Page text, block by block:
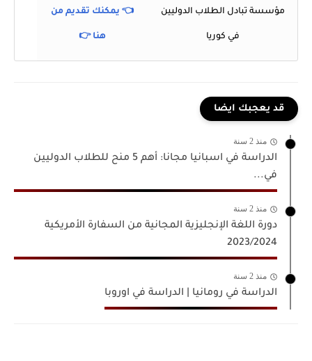
مؤسسة تبادل الطلاب الدوليين
في كوريا
👈 يمكنك تقديم من
هنا 👉
قد يعجبك ايضا
منذ 2 سنة
الدراسة في اسبانيا مجانا: أهم 5 منح للطلاب الدوليين
في...
منذ 2 سنة
دورة اللغة الإنجليزية المجانية من السفارة الأمريكية
2023/2024
منذ 2 سنة
الدراسة في رومانيا | الدراسة في اوروبا